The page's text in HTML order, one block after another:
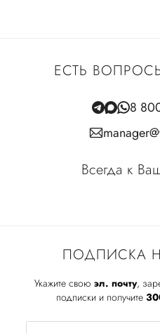
ПОДПИСКА
Укажите свою эл. почту,
подписки и получите
ЕСТЬ
8
Всегда к